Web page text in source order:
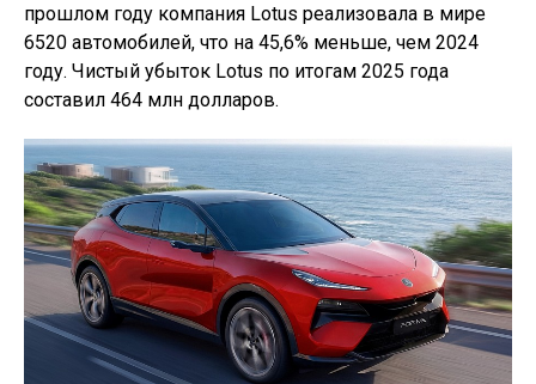
прошлом году компания Lotus реализовала в мире
6520 автомобилей, что на 45,6% меньше, чем 2024
году. Чистый убыток Lotus по итогам 2025 года
составил 464 млн долларов.